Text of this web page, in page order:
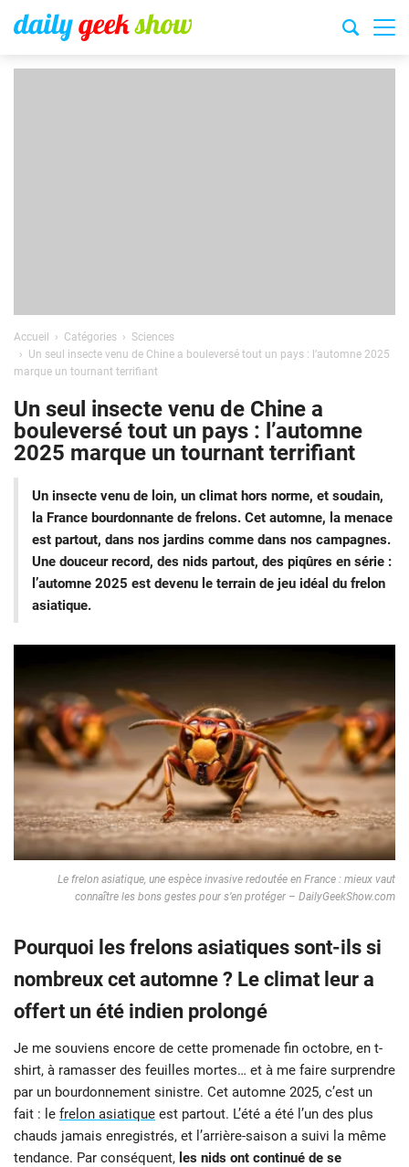
Accueil Catégories
Sciences
Un seul insecte venu de Chine a bouleversé tout un pays : l’automne 2025
marque un tournant terrifiant
Un seul insecte venu de Chine a
bouleversé tout un pays : l’automne
2025 marque un tournant terrifiant
Un insecte venu de loin, un climat hors norme, et soudain,
la France bourdonnante de frelons. Cet automne, la menace
est partout, dans nos jardins comme dans nos campagnes.
Une douceur record, des nids partout, des piqûres en série :
l’automne 2025 est devenu le terrain de jeu idéal du frelon
asiatique.
Le frelon asiatique, une espèce invasive redoutée en France : mieux vaut
connaître les bons gestes pour s’en protéger – DailyGeekShow.com
Pourquoi les frelons asiatiques sont-ils si
nombreux cet automne ? Le climat leur a
offert un été indien prolongé
Je me souviens encore de cette promenade fin octobre, en t-
shirt, à ramasser des feuilles mortes… et à me faire surprendre
par un bourdonnement sinistre. Cet automne 2025, c’est un
fait : le frelon asiatique est partout. L’été a été l’un des plus
chauds jamais enregistrés, et l’arrière-saison a suivi la même
tendance. Par conséquent, les nids ont continué de se